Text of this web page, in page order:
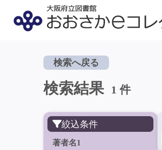
検索へ戻る
検索結果 1 件
絞込条件
著者名1